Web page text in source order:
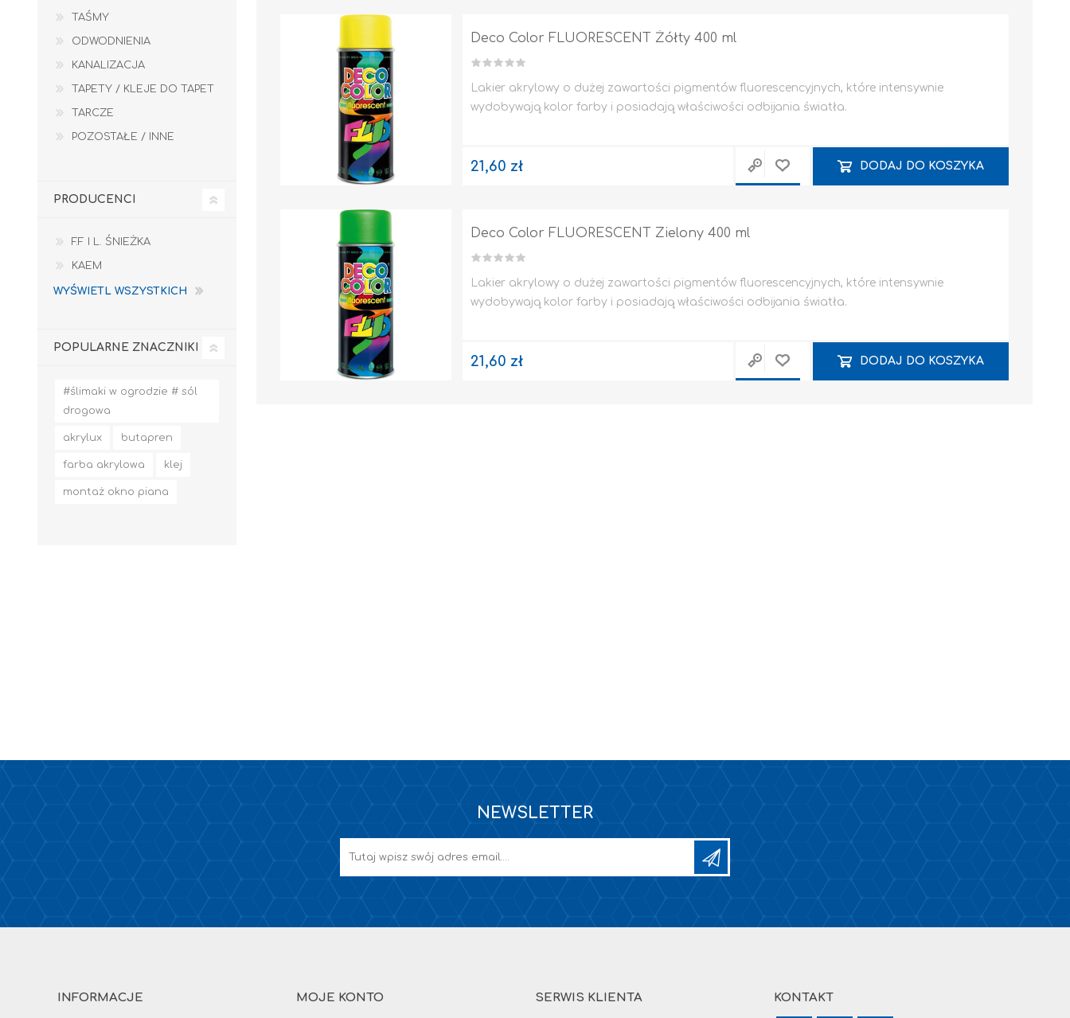
Deco Color FLUORESCENT Żółty 400 ml
Lakier akrylowy o dużej zawartości pigmentów fluorescencyjnych, które intensywnie
wydobywają kolor farby i posiadają właściwości odbijania światła.
21,60 zł DODAJ DO KOSZYKA
Deco Color FLUORESCENT Zielony 400 ml
Lakier akrylowy o dużej zawartości pigmentów fluorescencyjnych, które intensywnie
wydobywają kolor farby i posiadają właściwości odbijania światła.
21,60 zł DODAJ DO KOSZYKA
TAŚMY
ODWODNIENIA
KANALIZACJA
TAPETY / KLEJE DO TAPET
TARCZE
POZOSTAŁE / INNE
PRODUCENCI
F.F I L. ŚNIEŻKA
KAEM
WYŚWIETL WSZYSTKICH
POPULARNE ZNACZNIKI
#ślimaki w ogrodzie # sól
drogowa
akrylux butapren
farba akrylowa klej
montaż okno piana
NEWSLETTER
INFORMACJE MOJE KONTO SERWIS KLIENTA KONTAKT